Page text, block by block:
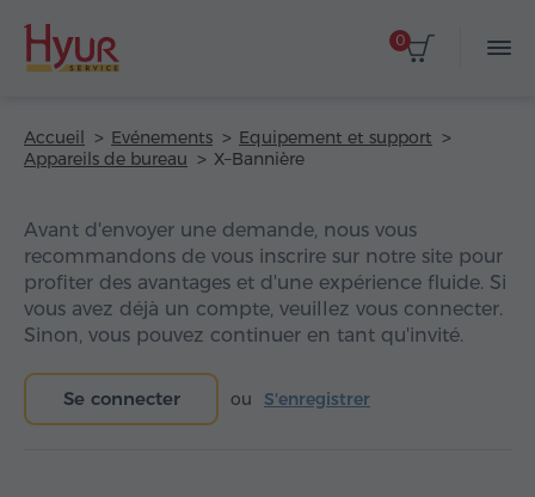
0
Accueil Evénements
Equipement et support
Appareils de bureau
X–Bannière
Avant d'envoyer une demande, nous vous
recommandons de vous inscrire sur notre site pour
profiter des avantages et d'une expérience fluide. Si
vous avez déjà un compte, veuillez vous connecter.
Sinon, vous pouvez continuer en tant qu'invité.
Se connecter ou S'enregistrer